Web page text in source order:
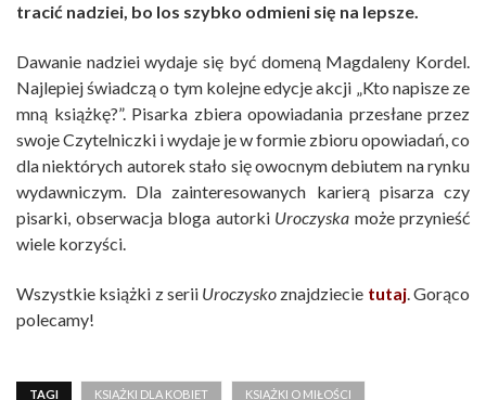
tracić nadziei, bo los szybko odmieni się na lepsze.
Dawanie nadziei wydaje się być domeną Magdaleny Kordel.
Najlepiej świadczą o tym kolejne edycje akcji „Kto napisze ze
mną książkę?”. Pisarka zbiera opowiadania przesłane przez
swoje Czytelniczki i wydaje je w formie zbioru opowiadań, co
dla niektórych autorek stało się owocnym debiutem na rynku
wydawniczym. Dla zainteresowanych karierą pisarza czy
pisarki, obserwacja bloga autorki Uroczyska może przynieść
wiele korzyści.
Wszystkie książki z serii Uroczysko znajdziecie tutaj. Gorąco
polecamy!
TAGI KSIĄŻKI DLA KOBIET KSIĄŻKI O MIŁOŚCI